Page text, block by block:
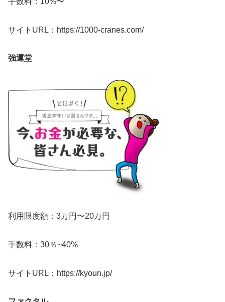
サイトURL：https://1000-cranes.com/
強運堂
利用限度額：3万円〜20万円
手数料：30％~40%
サイトURL：https://kyoun.jp/